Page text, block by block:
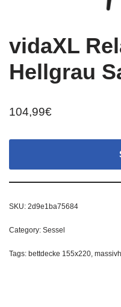
vidaXL
Hellgrau
104,99€
SKU: 2d9e1ba75684
Category: Sessel
Tags: bettdecke 155x220,